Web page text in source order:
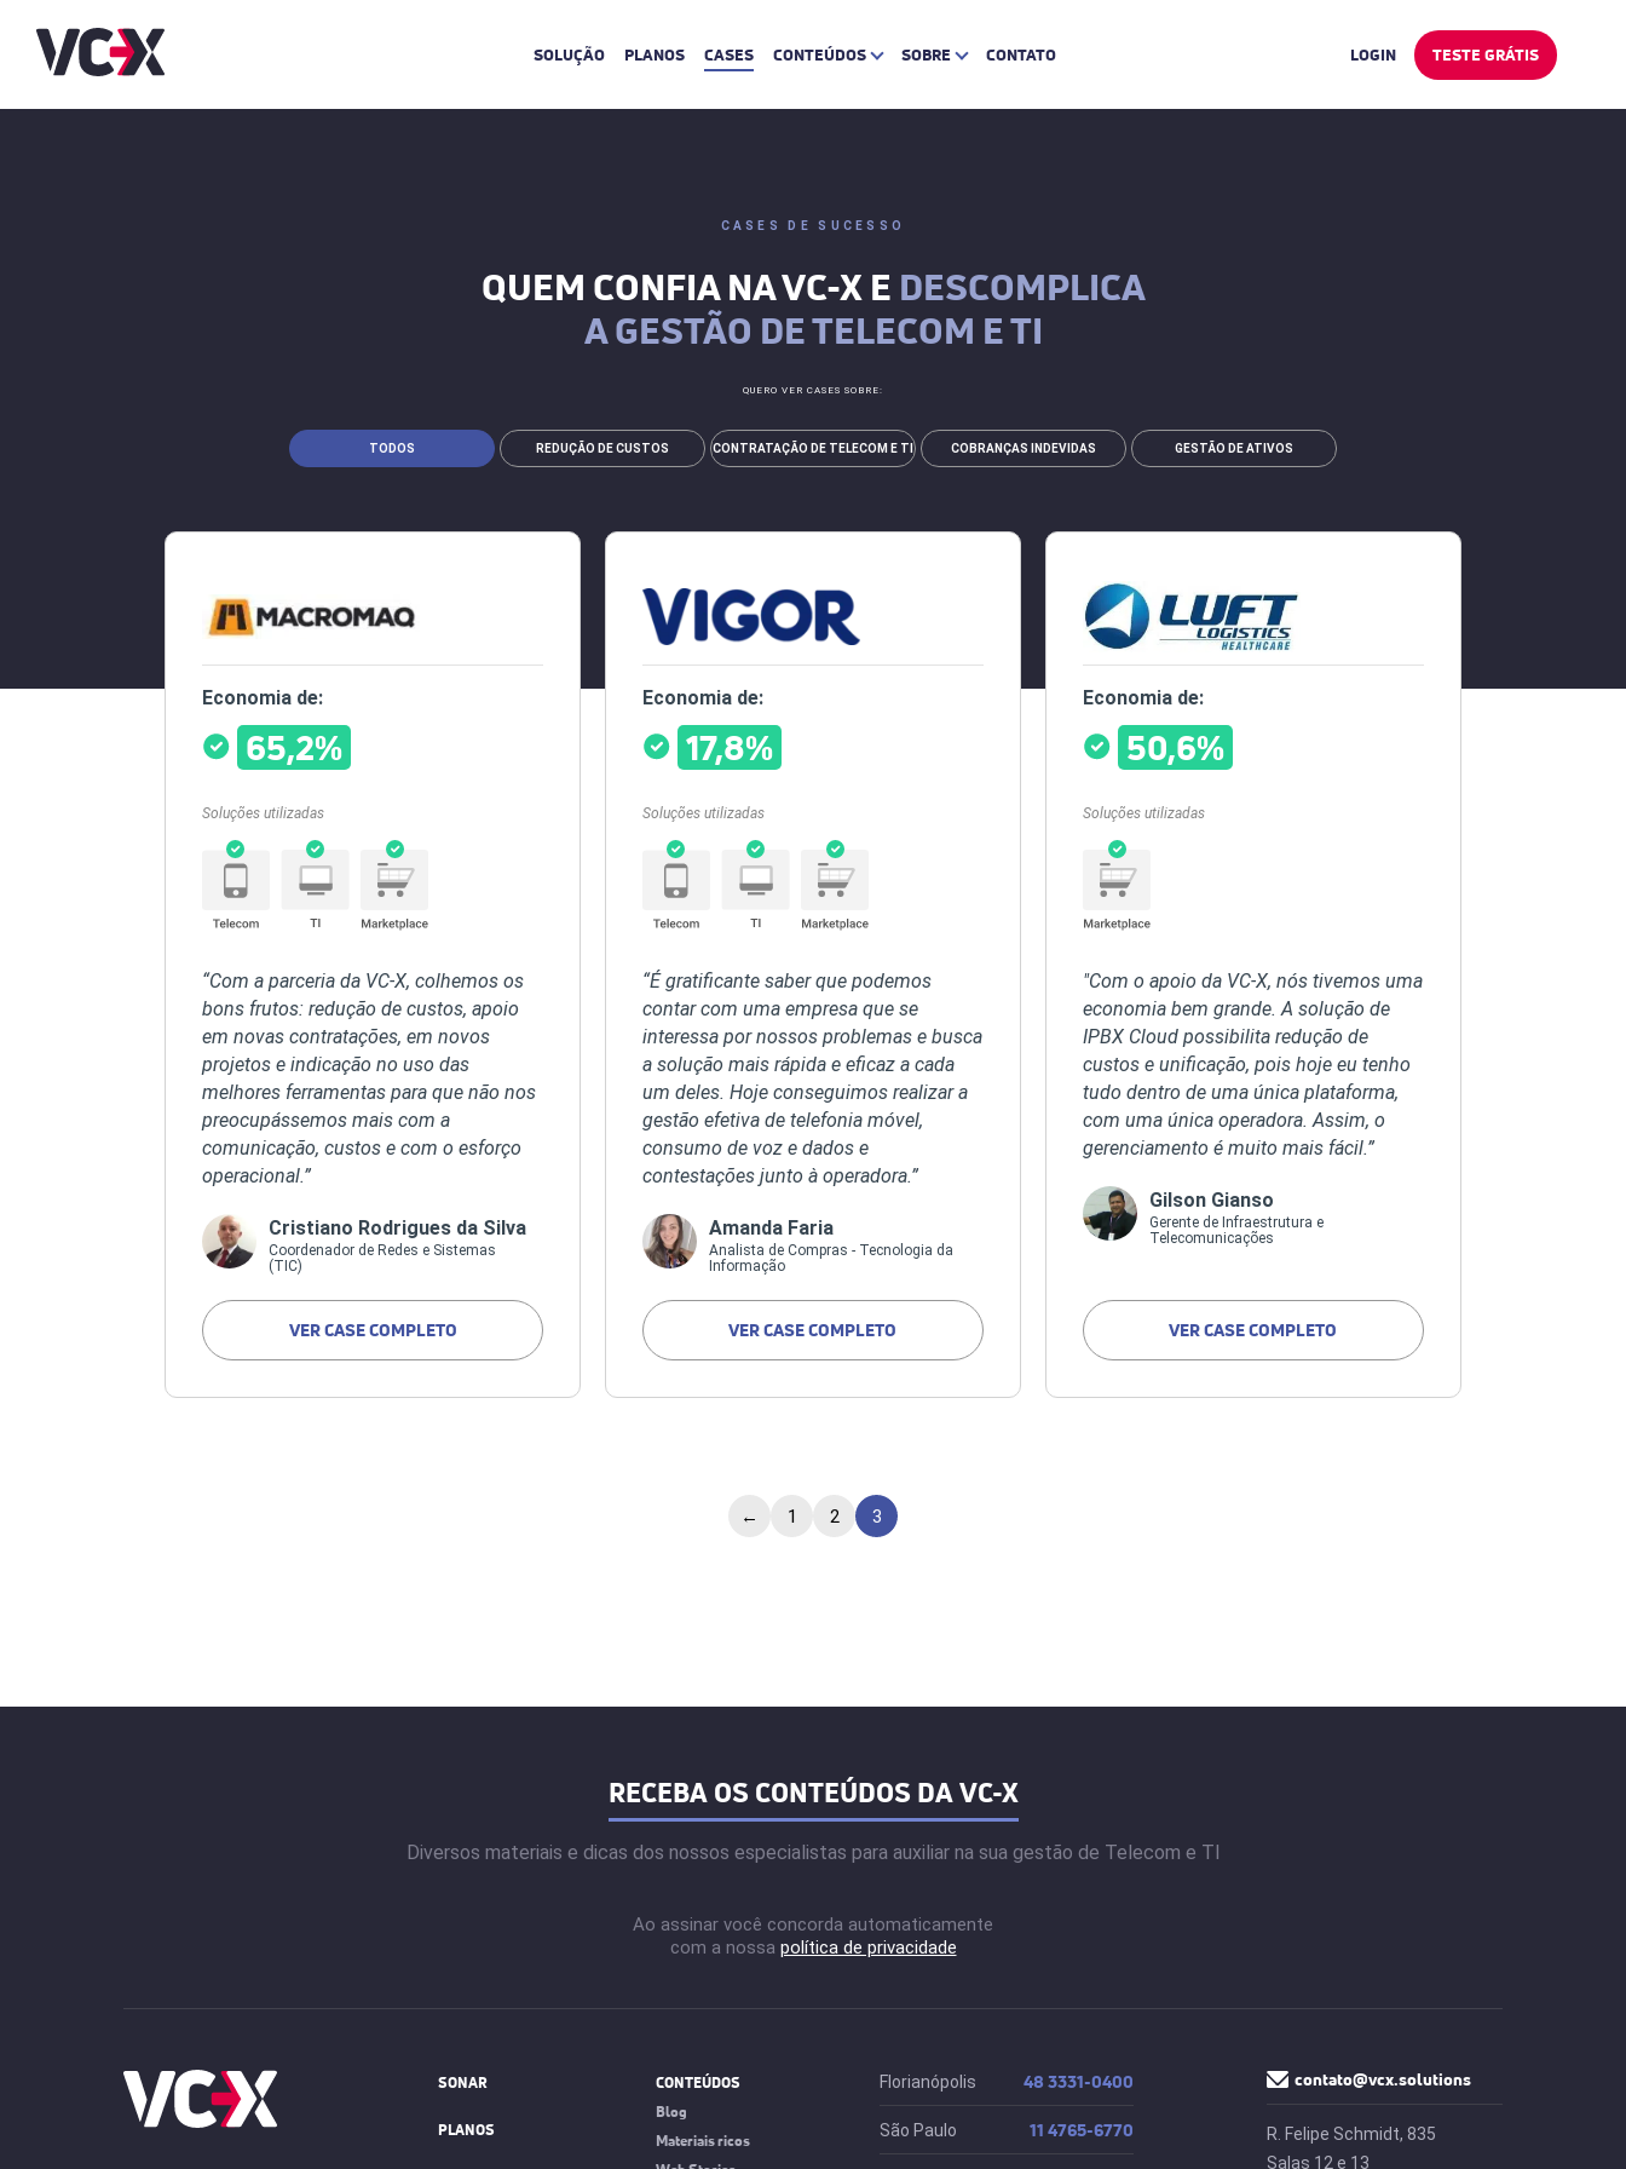
SOLUÇÃO PLANOS CASES CONTEÚDOS SOBRE CONTATO LOGIN TESTE GRÁTIS
CASES DE SUCESSO
QUEM CONFIA NA VC-X E DESCOMPLICA
A GESTÃO DE TELECOM E TI
QUERO VER CASES SOBRE:
TODOS REDUÇÃO DE CUSTOS CONTRATAÇÃO DE TELECOM E TI COBRANÇAS INDEVIDAS GESTÃO DE ATIVOS
Economia de:
65,2%
Soluções utilizadas
“Com a parceria da VC-X, colhemos os
bons frutos: redução de custos, apoio
em novas contratações, em novos
projetos e indicação no uso das
melhores ferramentas para que não nos
preocupássemos mais com a
comunicação, custos e com o esforço
operacional.”
Cristiano Rodrigues da Silva
Coordenador de Redes e Sistemas
(TIC)
VER CASE COMPLETO
Economia de:
17,8%
Soluções utilizadas
“É gratificante saber que podemos
contar com uma empresa que se
interessa por nossos problemas e busca
a solução mais rápida e eficaz a cada
um deles. Hoje conseguimos realizar a
gestão efetiva de telefonia móvel,
consumo de voz e dados e
contestações junto à operadora.”
Amanda Faria
Analista de Compras - Tecnologia da
Informação
VER CASE COMPLETO
Economia de:
50,6%
Soluções utilizadas
"Com o apoio da VC-X, nós tivemos uma
economia bem grande. A solução de
IPBX Cloud possibilita redução de
custos e unificação, pois hoje eu tenho
tudo dentro de uma única plataforma,
com uma única operadora. Assim, o
gerenciamento é muito mais fácil.”
Gilson Gianso
Gerente de Infraestrutura e
Telecomunicações
VER CASE COMPLETO
← 1 2 3
RECEBA OS CONTEÚDOS DA VC-X
Diversos materiais e dicas dos nossos especialistas para auxiliar na sua gestão de Telecom e TI
Ao assinar você concorda automaticamente
com a nossa política de privacidade
SONAR
PLANOS
CONTEÚDOS
Blog
Materiais ricos
Florianópolis 48 3331-0400
São Paulo 11 4765-6770
contato@vcx.solutions
R. Felipe Schmidt, 835
Salas 12 e 13